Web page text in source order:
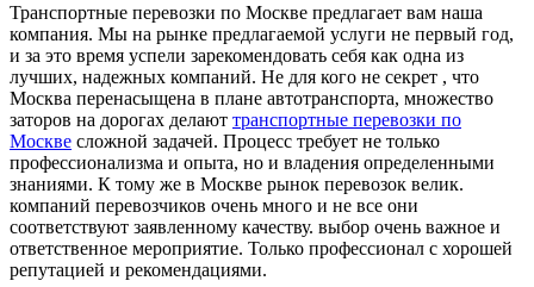
Транспортные перевозки по Москве предлагает вам наша
компания. Мы на рынке предлагаемой услуги не первый год,
и за это время успели зарекомендовать себя как одна из
лучших, надежных компаний. Не для кого не секрет , что
Москва перенасыщена в плане автотранспорта, множество
заторов на дорогах делают транспортные перевозки по
Москве сложной задачей. Процесс требует не только
профессионализма и опыта, но и владения определенными
знаниями. К тому же в Москве рынок перевозок велик.
компаний перевозчиков очень много и не все они
соответствуют заявленному качеству. выбор очень важное и
ответственное мероприятие. Только профессионал с хорошей
репутацией и рекомендациями.